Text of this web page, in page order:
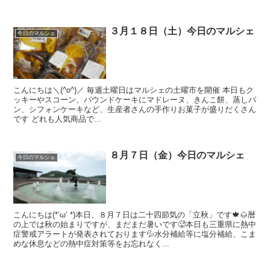
今日のマルシェ ３月１８日（土）今日のマルシェ
こんにちは＼(^o^)／ 毎週土曜日はマルシェの土曜市を開催 本日もク
ッキーやスコーン、パウンドケーキにマドレーヌ、きんこ餅、蒸しパ
ン、シフォンケーキなど、生産者さんの手作りお菓子が盛りだくさん
です どれも人気商品で...
今日のマルシェ ８月７日（金）今日のマルシェ
こんにちは(*‘ω‘ *)本日、８月７日は二十四節気の「立秋」です🍁🌰暦
の上では秋の始まりですが、まだまだ暑いです🥵本日も三重県に熱中
症警戒アラートが発表されております💦水分補給等に塩分補給、こま
めな休息などの熱中症対策等をお忘れなく...